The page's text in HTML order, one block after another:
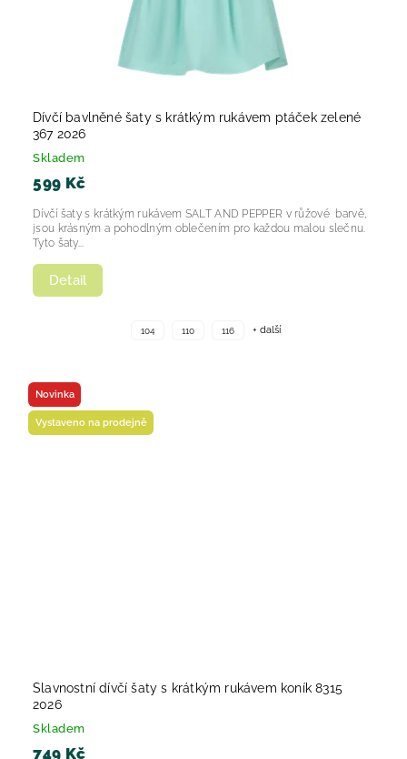
Dívčí bavlněné šaty s krátkým rukávem ptáček zelené
367 2026
Skladem
599 Kč
Detail
Dívčí šaty s krátkým rukávem SALT AND PEPPER v růžové barvě,
jsou krásným a pohodlným oblečením pro každou malou slečnu.
Tyto šaty...
104 110 116 + další
Novinka
Vystaveno na prodejně
Slavnostní dívčí šaty s krátkým rukávem koník 8315
2026
Skladem
749 Kč